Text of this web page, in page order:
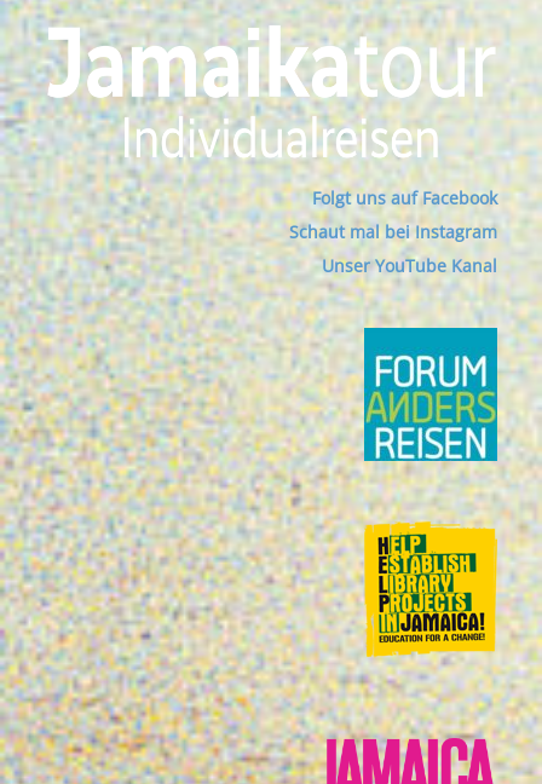
Folgt uns auf Facebook
Schaut mal bei Instagram
Unser YouTube Kanal